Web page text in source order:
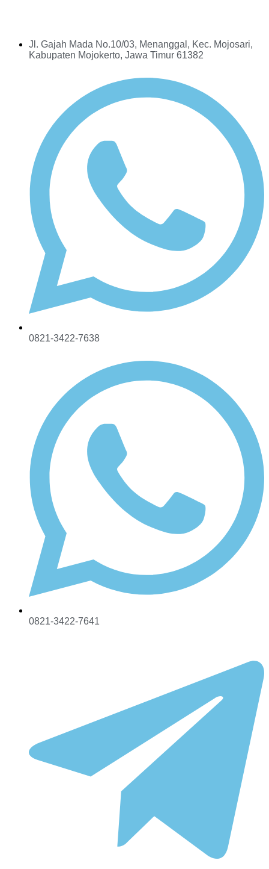
Jl. Gajah Mada No.10/03, Menanggal, Kec. Mojosari,
Kabupaten Mojokerto, Jawa Timur 61382
0821-3422-7638
0821-3422-7641